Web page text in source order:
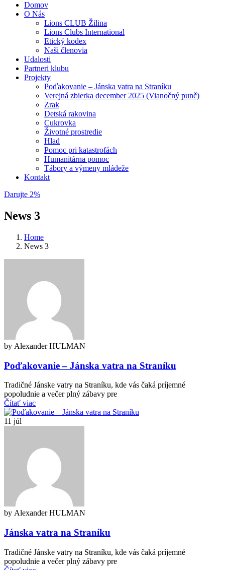
Domov
O Nás
Lions CLUB Žilina
Lions Clubs International
Etický kodex
Naši členovia
Udalosti
Partneri klubu
Projekty
Poďakovanie – Jánska vatra na Straníku
Verejná zbierka december 2025 (Vianočný punč)
Zrak
Detská rakovina
Cukrovka
Životné prostredie
Hlad
Pomoc pri katastrofách
Humanitárna pomoc
Tábory a výmeny mládeže
Kontakt
Darujte 2%
News 3
Home
News 3
by Alexander HULMAN
Poďakovanie – Jánska vatra na Straníku
Tradičné Jánske vatry na Straníku, kde vás čaká príjemné
popoludnie a večer plný zábavy pre
Čítať viac
11 júl
by Alexander HULMAN
Jánska vatra na Straníku
Tradičné Jánske vatry na Straníku, kde vás čaká príjemné
popoludnie a večer plný zábavy pre